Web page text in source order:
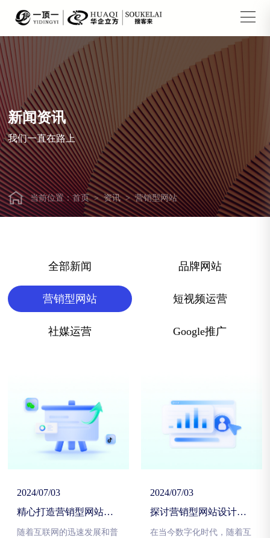
新闻资讯
我们一直在路上
当前位置：首页>资讯>营销型网站
全部新闻 品牌网站
营销型网站 短视频运营
社媒运营 Google推广
2024/07/03
精心打造营销型网站：
营销目标
随着互联网的迅速发展和普
2024/07/03
探讨营销型网站设计：
营销策略
在当今数字化时代，随着互